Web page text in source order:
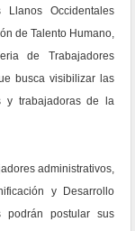
Occidentales
de Talento Humano,
de Trabajadores
busca visibilizar las
y trabajadoras de la
administrativos,
y Desarrollo
postular sus